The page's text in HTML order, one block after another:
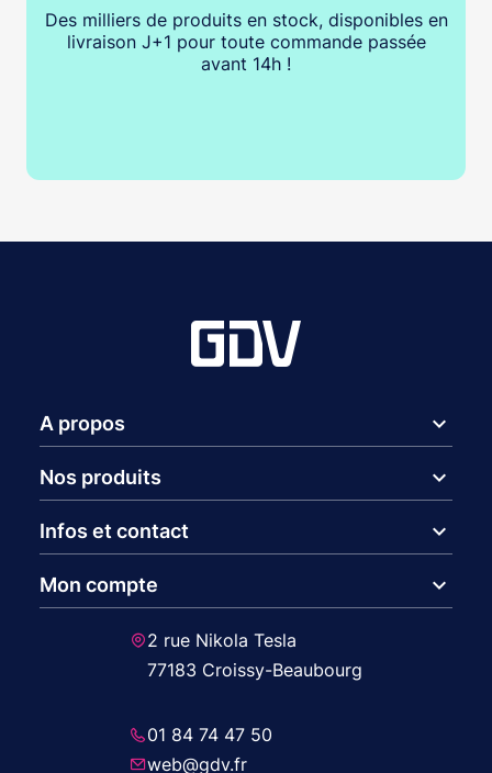
Des milliers de produits en stock, disponibles en
livraison J+1 pour toute commande passée
avant 14h !
A propos expand_more
Nos produits expand_more
Infos et contact expand_more
Mon compte expand_more
2 rue Nikola Tesla
77183 Croissy-Beaubourg
01 84 74 47 50
web@gdv.fr